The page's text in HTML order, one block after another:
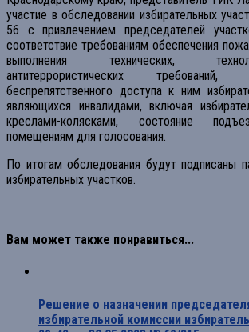
участие в обследовании избирательных
56 с привлечением председателей
соответствие требованиям обеспечения
выполнения технических,
антитеррористических
беспрепятственного доступа к ним
являющихся инвалидами, включая
креслами-колясками, состояние
помещениям для голосования.
По итогам обследования будут подписаны
избирательных участков.
Вам может также понравиться...
Решение о назначении
избирательной комиссии